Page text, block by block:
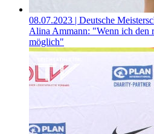
08.07.2023 | Deutsche
Alina Ammann: "Wenn ich den
möglich"